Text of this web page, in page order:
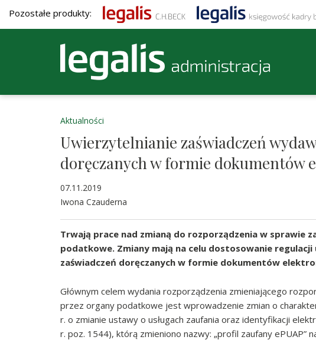
Pozostałe produkty:
Aktualności
Uwierzytelnianie zaświadczeń
doręczanych w formie dokumentów
07.11.2019
Iwona Czauderna
Trwają prace nad zmianą do rozporządzenia w sprawie
podatkowe. Zmiany mają na celu dostosowanie
zaświadczeń doręczanych w formie dokumentów
Głównym celem wydania rozporządzenia zmieniającego
przez organy podatkowe jest wprowadzenie zmian o
r. o zmianie ustawy o usługach zaufania oraz identyfikacji
r. poz. 1544), którą zmieniono nazwy: „profil zaufany ePUAP”